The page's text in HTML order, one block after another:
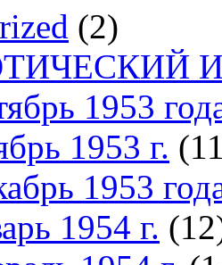
(2)
1953
1953 г.
1953
1954 г.